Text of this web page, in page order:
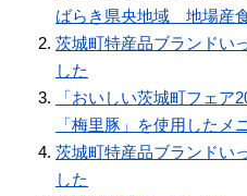
ばらき県央地域 地場産
茨城町特産品ブランドい
した
「おいしい茨城町フェア
「梅里豚」を使用したメ
茨城町特産品ブランドい
した